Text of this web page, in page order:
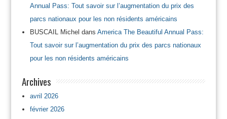
Annual Pass: Tout savoir sur l’augmentation du prix des
parcs nationaux pour les non résidents américains
BUSCAIL Michel dans America The Beautiful Annual Pass:
Tout savoir sur l’augmentation du prix des parcs nationaux
pour les non résidents américains
Archives
avril 2026
février 2026